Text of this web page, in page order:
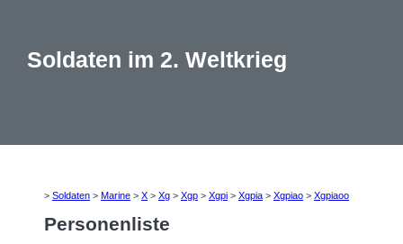
Soldaten im 2. Weltkrieg
> Soldaten > Marine > X > Xg > Xgp > Xgpi > Xgpia > Xgpiao > Xgpiaoo
Personenliste